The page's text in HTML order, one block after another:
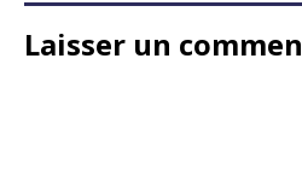
Laisser un